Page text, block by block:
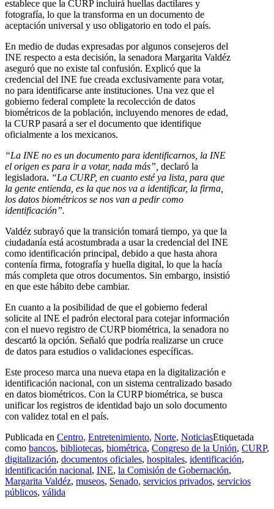
establece que la CURP incluirá huellas dactilares y
fotografía, lo que la transforma en un documento de
aceptación universal y uso obligatorio en todo el país.
En medio de dudas expresadas por algunos consejeros del
INE respecto a esta decisión, la senadora Margarita Valdéz
aseguró que no existe tal confusión. Explicó que la
credencial del INE fue creada exclusivamente para votar,
no para identificarse ante instituciones. Una vez que el
gobierno federal complete la recolección de datos
biométricos de la población, incluyendo menores de edad,
la CURP pasará a ser el documento que identifique
oficialmente a los mexicanos.
“La INE no es un documento para identificarnos, la INE
el origen es para ir a votar, nada más”, declaró la
legisladora. “La CURP, en cuanto esté ya lista, para que
la gente entienda, es la que nos va a identificar, la firma,
los datos biométricos se nos van a pedir como
identificación”.
Valdéz subrayó que la transición tomará tiempo, ya que la
ciudadanía está acostumbrada a usar la credencial del INE
como identificación principal, debido a que hasta ahora
contenía firma, fotografía y huella digital, lo que la hacía
más completa que otros documentos. Sin embargo, insistió
en que este hábito debe cambiar.
En cuanto a la posibilidad de que el gobierno federal
solicite al INE el padrón electoral para cotejar información
con el nuevo registro de CURP biométrica, la senadora no
descartó la opción. Señaló que podría realizarse un cruce
de datos para estudios o validaciones específicas.
Este proceso marca una nueva etapa en la digitalización e
identificación nacional, con un sistema centralizado basado
en datos biométricos. Con la CURP biométrica, se busca
unificar los registros de identidad bajo un solo documento
con validez total en el país.
Publicada en Centro, Entretenimiento, Norte, NoticiasEtiquetada
como bancos, bibliotecas, biométrica, Congreso de la Unión, CURP,
digitalización, documentos oficiales, hospitales, identificación,
identificación nacional, INE, la Comisión de Gobernación,
Margarita Valdéz, museos, Senado, servicios privados, servicios
públicos, válida